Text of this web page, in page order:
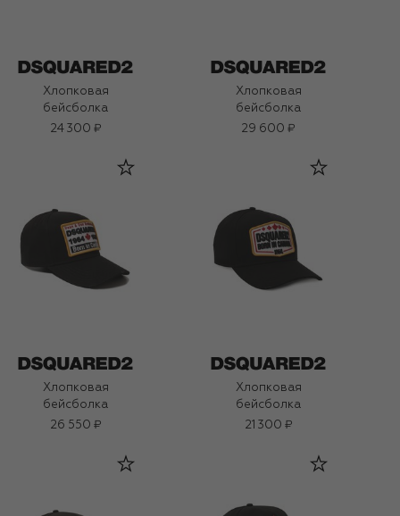
Хлопковая
бейсболка
24 300 ₽
Хлопковая
бейсболка
29 600 ₽
Хлопковая
бейсболка
26 550 ₽
Хлопковая
бейсболка
21 300 ₽